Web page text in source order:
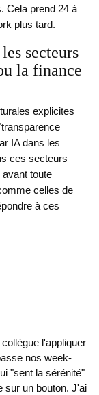
Cela prend 24 à
plus tard.
secteurs
la finance
explicites
IA dans les
ces secteurs
toute
celles de
à ces
l'appliquer
nos week-
"sent la sérénité"
sur un bouton. J'ai